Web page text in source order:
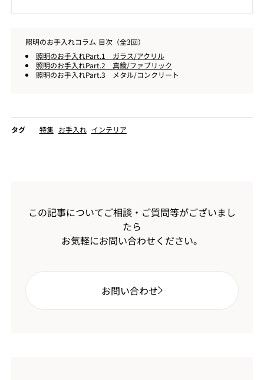
照明のお手入れコラム 目次（全3回）
照明のお手入れPart.1 ガラス/アクリル
照明のお手入れPart.2 真鍮/ファブリック
照明のお手入れPart.3 メタル/コンクリート
タグ 特集 お手入れ インテリア
この記事についてご相談・ご質問等がございまし
たら
お気軽にお問い合わせください。
お問い合わせ